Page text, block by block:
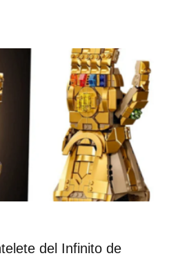
del Infinito de